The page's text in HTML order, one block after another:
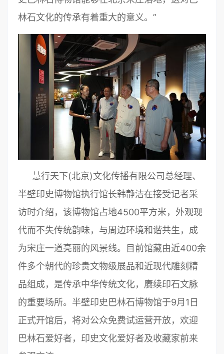
林石文化的传承有着重大的意义。”
慧行天下(北京)文化传播有限公司总经理、
半壁印史博物馆执行馆长韩静洁在接受记者采
访时介绍，该博物馆占地4500平方米，外观现
代而不失传统韵味，与周边环境和谐共生，成
为宋庄一道亮丽的风景线。目前馆藏由近400余
件多个朝代的珍贵文物级展品和近现代雕刻精
品组成，是传承中华传统文化，赓续印石文脉
的重要场所。半壁印史巴林石博物馆于9月1日
正式开馆后，将对公众免费试运营开放，欢迎
巴林石爱好者，印史文化爱好者及收藏家前来